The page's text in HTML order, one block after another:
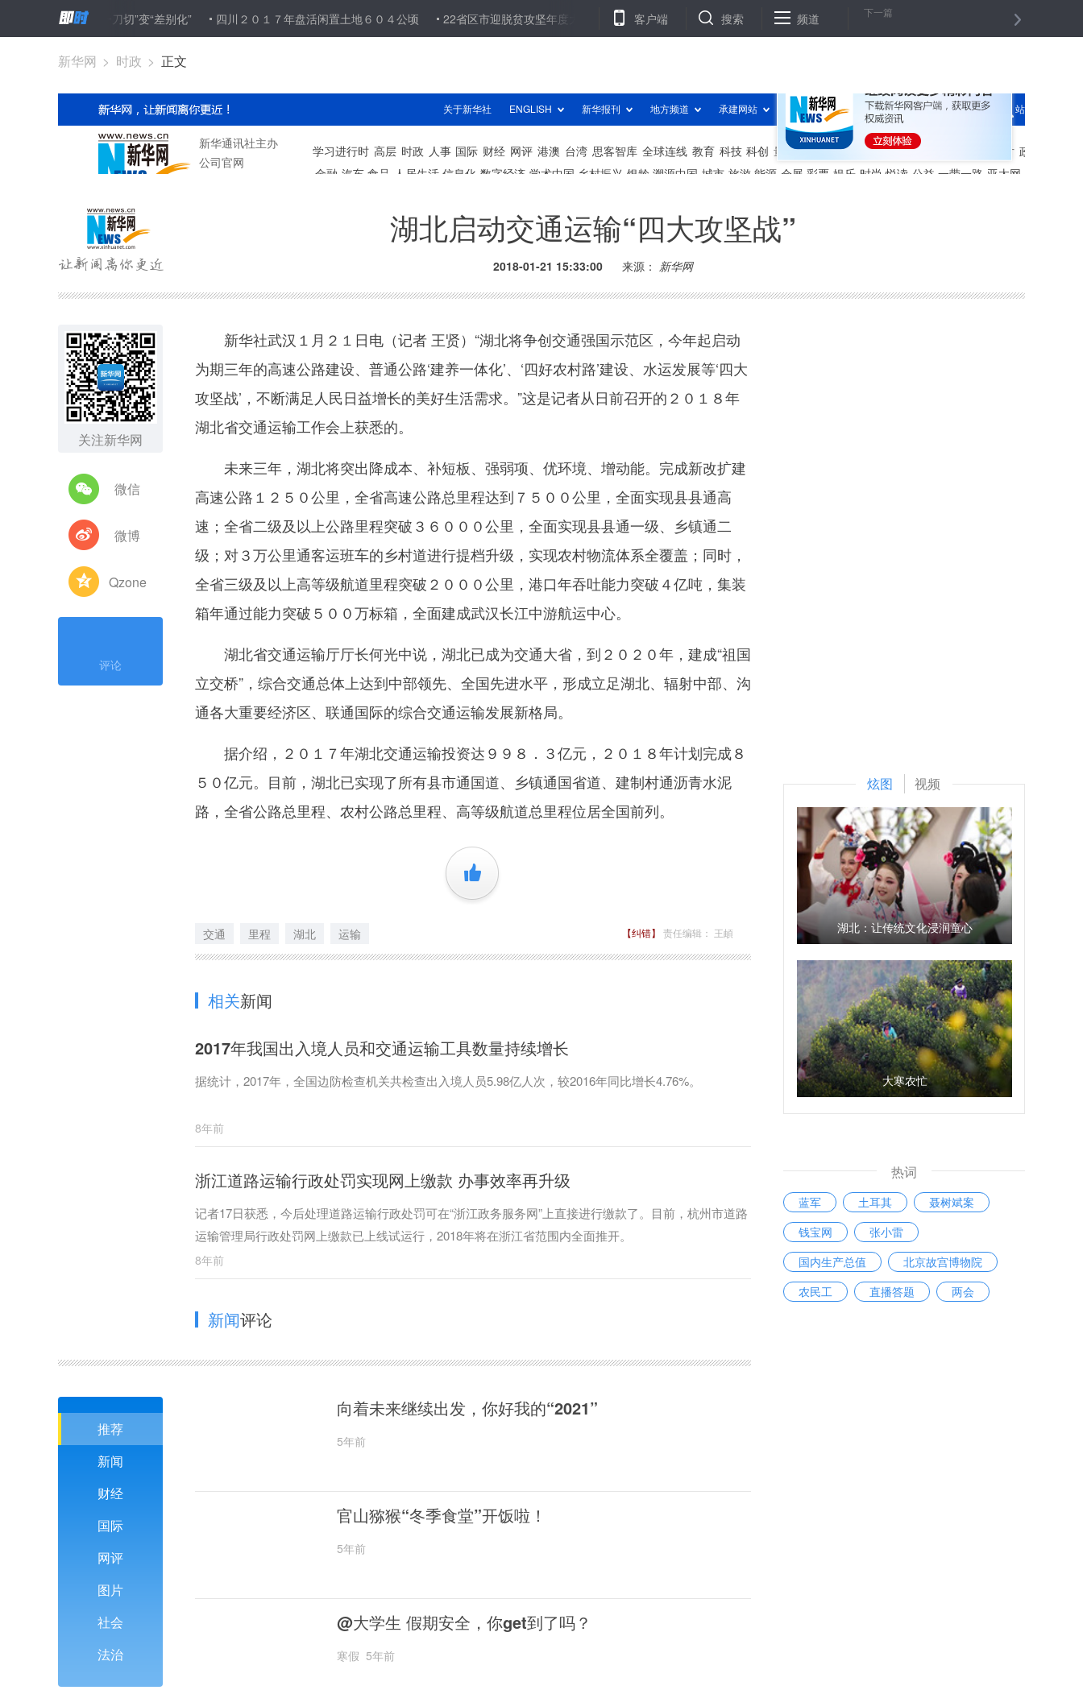
政策从“一刀切”变“差别化” 四川２０１７年盘活闲置土地６０４公顷 22省区市迎脱贫攻坚年度大考 考什么？怎么考？ 央视曝光苹果旧手机反应变慢 换电池重装系统解决不了问题 “云监控”能否解决
客户端 搜索 频道 下一篇
新华网 > 时政 > 正文
湖北启动交通运输“四大攻坚战”
2018-01-21 15:33:00 来源： 新华网
关注新华网
微信
微博
Qzone
评论
新华社武汉１月２１日电（记者 王贤）“湖北将争创交通强国示范区，今年起启动
为期三年的高速公路建设、普通公路‘建养一体化’、‘四好农村路’建设、水运发展等‘四大
攻坚战’，不断满足人民日益增长的美好生活需求。”这是记者从日前召开的２０１８年
湖北省交通运输工作会上获悉的。
未来三年，湖北将突出降成本、补短板、强弱项、优环境、增动能。完成新改扩建
高速公路１２５０公里，全省高速公路总里程达到７５００公里，全面实现县县通高
速；全省二级及以上公路里程突破３６０００公里，全面实现县县通一级、乡镇通二
级；对３万公里通客运班车的乡村道进行提档升级，实现农村物流体系全覆盖；同时，
全省三级及以上高等级航道里程突破２０００公里，港口年吞吐能力突破４亿吨，集装
箱年通过能力突破５００万标箱，全面建成武汉长江中游航运中心。
湖北省交通运输厅厅长何光中说，湖北已成为交通大省，到２０２０年，建成“祖国
立交桥”，综合交通总体上达到中部领先、全国先进水平，形成立足湖北、辐射中部、沟
通各大重要经济区、联通国际的综合交通运输发展新格局。
据介绍，２０１７年湖北交通运输投资达９９８．３亿元，２０１８年计划完成８
５０亿元。目前，湖北已实现了所有县市通国道、乡镇通国省道、建制村通沥青水泥
路，全省公路总里程、农村公路总里程、高等级航道总里程位居全国前列。
+1
交通 里程 湖北 运输 【纠错】 责任编辑： 王頔
相关新闻
2017年我国出入境人员和交通运输工具数量持续增长
据统计，2017年，全国边防检查机关共检查出入境人员5.98亿人次，较2016年同比增长4.76%。
8年前
浙江道路运输行政处罚实现网上缴款 办事效率再升级
记者17日获悉，今后处理道路运输行政处罚可在“浙江政务服务网”上直接进行缴款了。目前，杭州市道路
运输管理局行政处罚网上缴款已上线试运行，2018年将在浙江省范围内全面推开。
8年前
新闻评论
推荐
新闻
财经
国际
网评
图片
社会
法治
向着未来继续出发，你好我的“2021”
5年前
官山猕猴“冬季食堂”开饭啦！
5年前
@大学生 假期安全，你get到了吗？
寒假 5年前
炫图 视频
湖北：让传统文化浸润童心
大寒农忙
热词
蓝军 土耳其
聂树斌案
钱宝网
张小雷
国内生产总值
北京故宫博物院
农民工
直播答题 两会